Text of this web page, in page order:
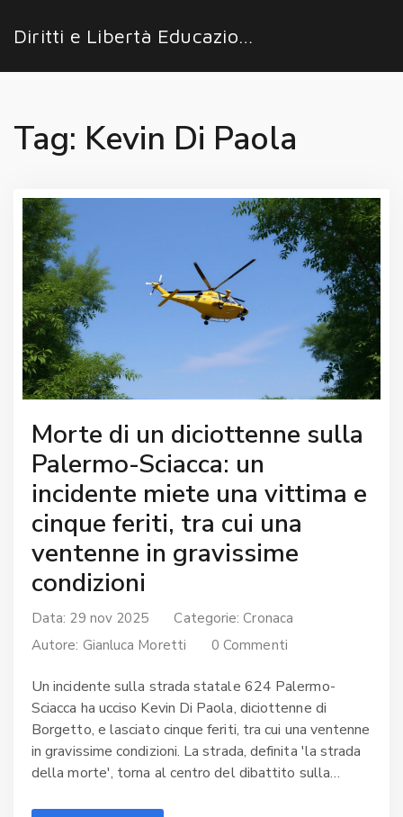
Diritti e Libertà Educazione
Tag: Kevin Di Paola
Morte di un diciottenne sulla
Palermo-Sciacca: un
incidente miete una vittima e
cinque feriti, tra cui una
ventenne in gravissime
condizioni
Data: 29 nov 2025 Categorie:Cronaca
Autore: Gianluca Moretti 0 Commenti
Un incidente sulla strada statale 624 Palermo-
Sciacca ha ucciso Kevin Di Paola, diciottenne di
Borgetto, e lasciato cinque feriti, tra cui una ventenne
in gravissime condizioni. La strada, definita 'la strada
della morte', torna al centro del dibattito sulla